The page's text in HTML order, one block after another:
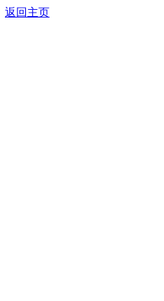
返回主页